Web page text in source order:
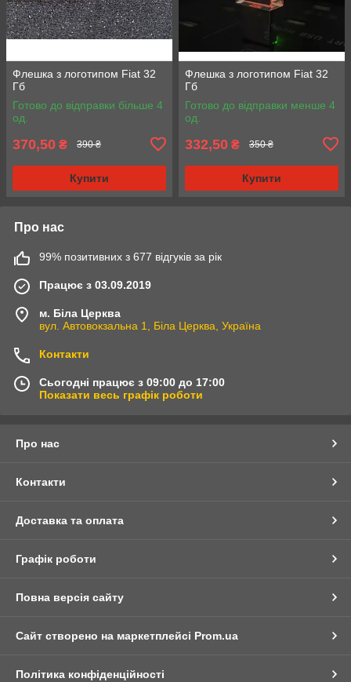
Флешка з логотипом Fiat 32
Гб
Готово до відправки більше 4
од.
370,50 ₴ 390 ₴
Купити
Флешка з логотипом Fiat 32
Гб
Готово до відправки менше 4
од.
332,50 ₴ 350 ₴
Купити
Про нас
99% позитивних з 677 відгуків за рік
Працює з 03.09.2019
м. Біла Церква
вул. Автовокзальна 1, Біла Церква, Україна
Контакти
Сьогодні працює з 09:00 до 17:00
Показати весь графік роботи
Про нас
Контакти
Доставка та оплата
Графік роботи
Повна версія сайту
Сайт створено на маркетплейсі Prom.ua
Політика конфіденційності